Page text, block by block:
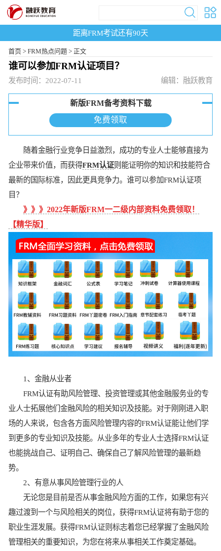
距离FRM考试还有90天
首页> FRM热点问题 > 正文
谁可以参加FRM认证项目？
发布时间：2022-07-11 编辑：融跃教育
新版FRM备考资料下载
免费领取
随着金融行业竞争日益激烈，成功的专业人士能够直接为
企业带来价值，而获得FRM认证则能证明你的知识和技能符合
最新的国际标准，因此更具竞争力。谁可以参加FRM认证项
目？
》》》2022年新版FRM一二级内部资料免费领取！
【精华版】
1、金融从业者
FRM认证有助风险管理、投资管理或其他金融服务业的专
业人士拓展他们金融风险的相关知识及技能。对于刚刚进入职
场的人来说，包含各方面风险管理内容的FRM认证能让他们学
到更多的专业知识及技能。从业多年的专业人士选择FRM认证
也能挑战自己、证明自己、确保自己了解风险管理的最新趋
势。
2、有意从事风险管理行业的人
无论您是目前是否从事金融风险方面的工作，如果您有兴
趣过渡到一个与风险相关的岗位，获得FRM认证将有助于您的
职业生涯发展。获得FRM认证则标志着您已经掌握了金融风险
管理相关的重要知识，为您在将来从事相关工作奠定基础。